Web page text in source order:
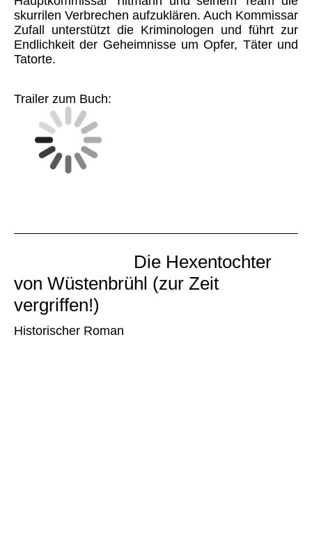
skurrilen Verbrechen aufzuklären. Auch Kommissar
Zufall unterstützt die Kriminologen und führt zur
Endlichkeit der Geheimnisse um Opfer, Täter und
Tatorte.
Trailer zum Buch:
Die Hexentochter
von Wüstenbrühl (zur Zeit
vergriffen!)
Historischer Roman